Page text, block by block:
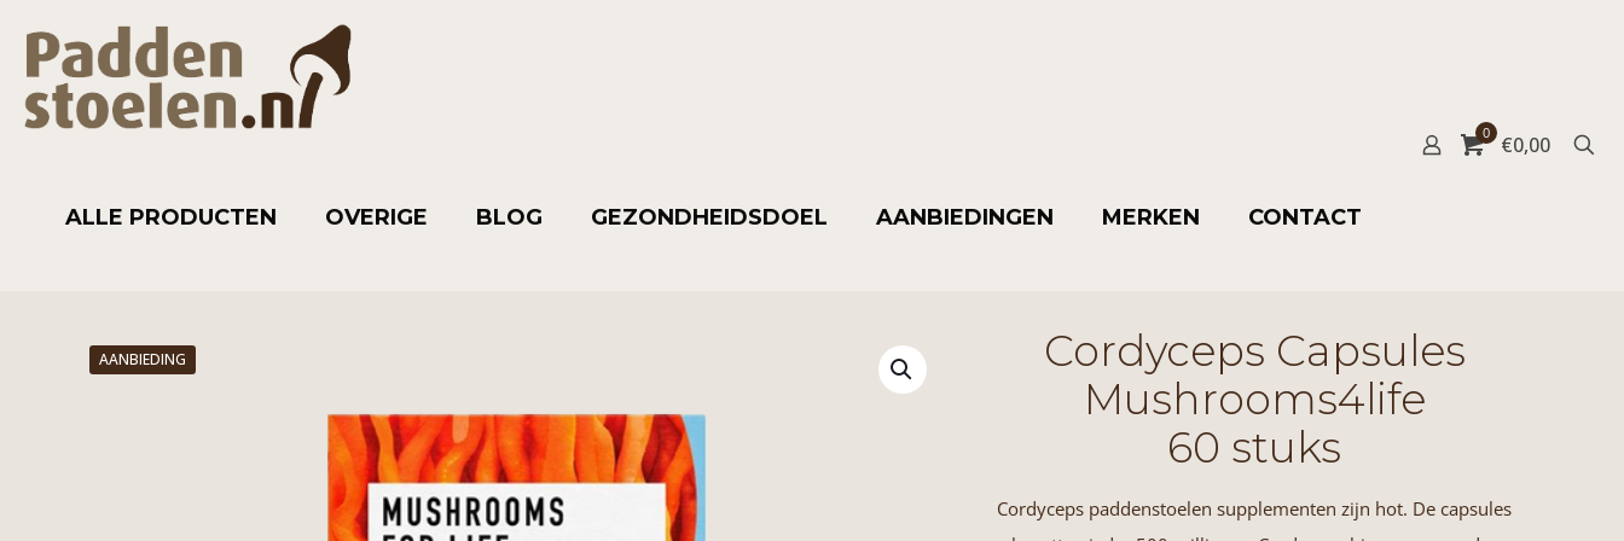
ALLE PRODUCTEN OVERIGE BLOG GEZONDHEIDSDOEL AANBIEDINGEN MERKEN CONTACT
0 €0,00
AANBIEDING
Cordyceps Capsules
Mushrooms4life
60 stuks
Cordyceps paddenstoelen supplementen zijn hot. De capsules